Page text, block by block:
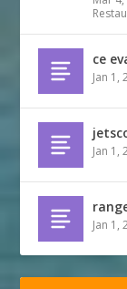
ce
Jan 1,
Jan 1,
Jan 1,